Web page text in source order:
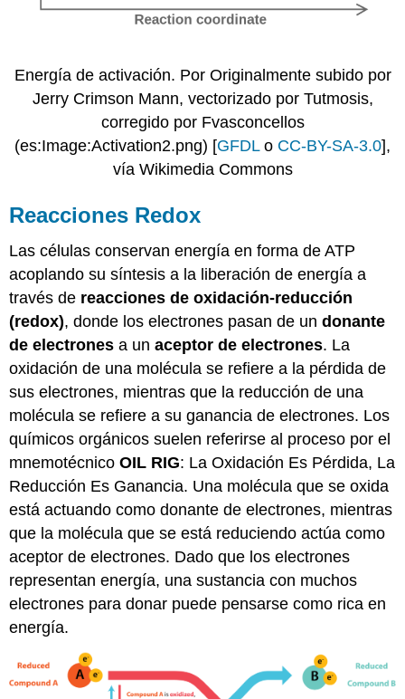
Energía de activación. Por Originalmente subido por
Jerry Crimson Mann, vectorizado por Tutmosis,
corregido por Fvasconcellos
(es:Image:Activation2.png) [GFDLo CC-BY-SA-3.0],
vía Wikimedia Commons
Reacciones Redox
Las células conservan energía en forma de ATP
acoplando su síntesis a la liberación de energía a
través de reacciones de oxidación-reducción
(redox), donde los electrones pasan de undonante
de electrones a unaceptor de electrones. La
oxidación de una molécula se refiere a la pérdida de
sus electrones, mientras que la reducción de una
molécula se refiere a su ganancia de electrones. Los
químicos orgánicos suelen referirse al proceso por el
mnemotécnicoOIL RIG: La Oxidación Es Pérdida, La
Reducción Es Ganancia. Una molécula que se oxida
está actuando como donante de electrones, mientras
que la molécula que se está reduciendo actúa como
aceptor de electrones. Dado que los electrones
representan energía, una sustancia con muchos
electrones para donar puede pensarse como rica en
energía.